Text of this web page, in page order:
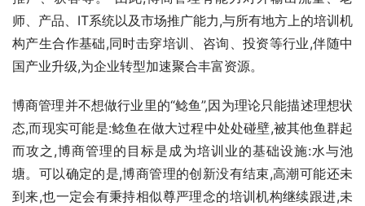
师、产品、IT系统以及市场推广能力,与所有地方上的培训机
构产生合作基础,同时击穿培训、咨询、投资等行业,伴随中
国产业升级,为企业转型加速聚合丰富资源。
博商管理并不想做行业里的“鲶鱼”,因为理论只能描述理想状
态,而现实可能是:鲶鱼在做大过程中处处碰壁,被其他鱼群起
而攻之,博商管理的目标是成为培训业的基础设施:水与池
塘。可以确定的是,博商管理的创新没有结束,高潮可能还未
到来,也一定会有秉持相似尊严理念的培训机构继续跟进,未